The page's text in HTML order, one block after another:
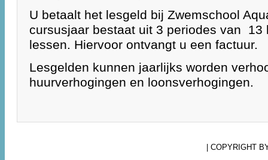
U betaalt het lesgeld bij Zwemschool
cursusjaar bestaat uit 3 periodes van 13
lessen. Hiervoor ontvangt u een factuur.
Lesgelden kunnen jaarlijks worden
huurverhogingen en loonsverhogingen.
| COPYRIGHT